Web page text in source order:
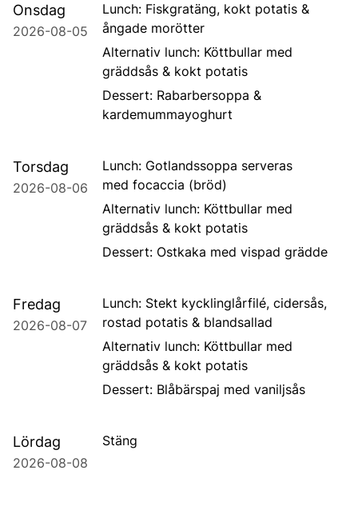
Onsdag
2026-08-05
Lunch: Fiskgratäng, kokt potatis &
ångade morötter
Alternativ lunch: Köttbullar med
gräddsås & kokt potatis
Dessert: Rabarbersoppa &
kardemummayoghurt
Torsdag
2026-08-06
Lunch: Gotlandssoppa serveras
med focaccia (bröd)
Alternativ lunch: Köttbullar med
gräddsås & kokt potatis
Dessert: Ostkaka med vispad grädde
Fredag
2026-08-07
Lunch: Stekt kycklinglårfilé, cidersås,
rostad potatis & blandsallad
Alternativ lunch: Köttbullar med
gräddsås & kokt potatis
Dessert: Blåbärspaj med vaniljsås
Lördag
2026-08-08
Stäng